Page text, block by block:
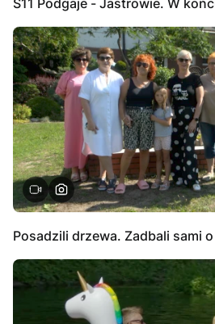
Posadzili drzewa. Zadbali sami